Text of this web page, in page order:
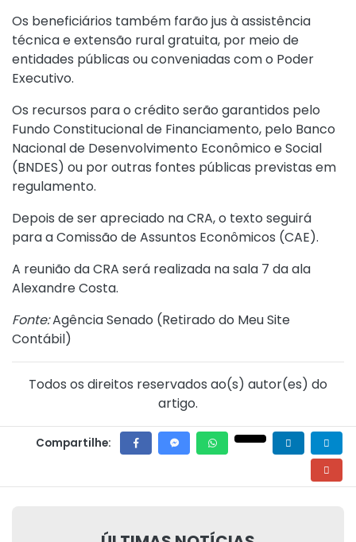
Os beneficiários também farão jus à assistência
técnica e extensão rural gratuita, por meio de
entidades públicas ou conveniadas com o Poder
Executivo.
Os recursos para o crédito serão garantidos pelo
Fundo Constitucional de Financiamento, pelo Banco
Nacional de Desenvolvimento Econômico e Social
(BNDES) ou por outras fontes públicas previstas em
regulamento.
Depois de ser apreciado na CRA, o texto seguirá
para a Comissão de Assuntos Econômicos (CAE).
A reunião da CRA será realizada na sala 7 da ala
Alexandre Costa.
Fonte:Agência Senado (Retirado do Meu Site
Contábil)
Todos os direitos reservados ao(s) autor(es) do
artigo.
Compartilhe: